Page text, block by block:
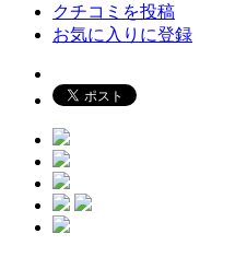
クチコミを投稿
お気に入りに登録